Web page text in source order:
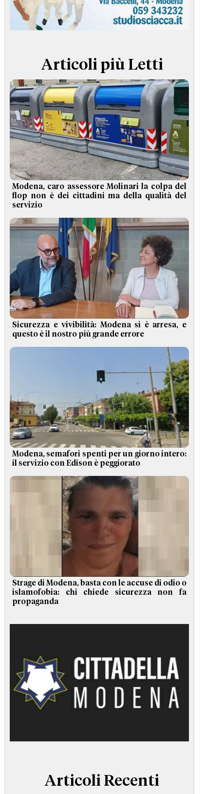
TERMINI e CONDIZIONI
Articoli più Letti
Modena, caro assessore Molinari la colpa del
flop non è dei cittadini ma della qualità del
servizio
Sicurezza e vivibilità: Modena si è arresa, e
questo è il nostro più grande errore
Modena, semafori spenti per un giorno intero:
il servizio con Edison è peggiorato
Strage di Modena, basta con le accuse di odio o
islamofobia: chi chiede sicurezza non fa
propaganda
Articoli Recenti